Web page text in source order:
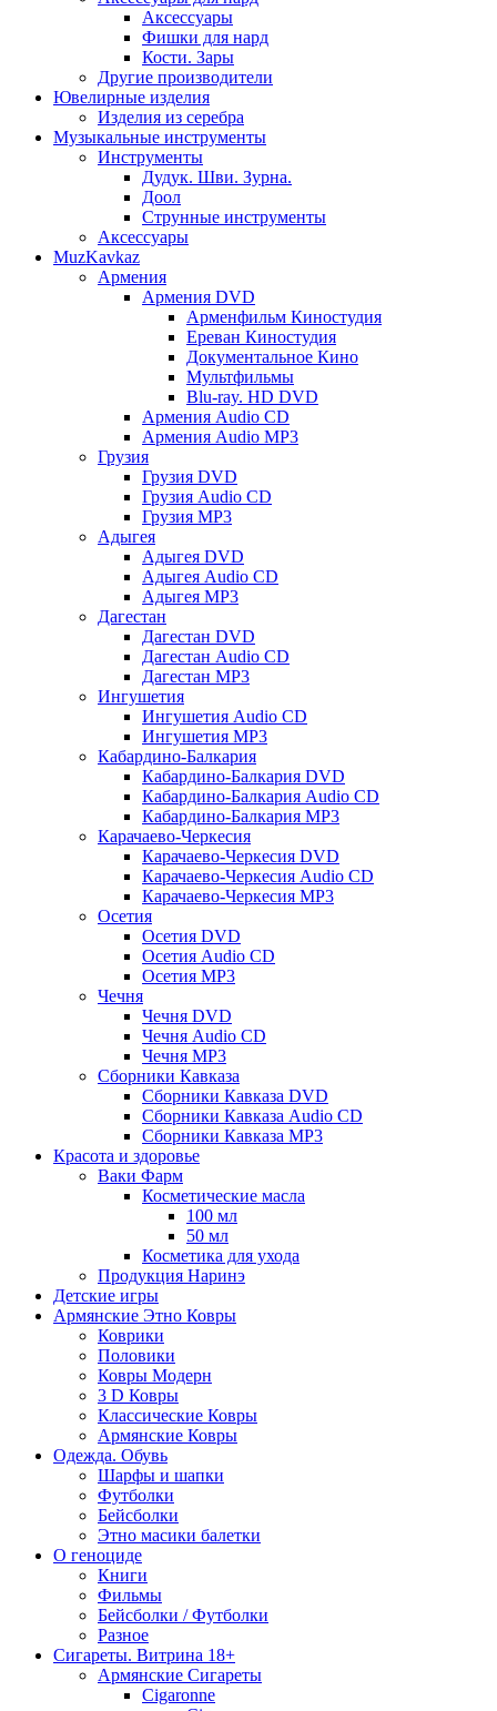
Аксессуары
Фишки для нард
Кости. Зары
Другие производители
Ювелирные изделия
Изделия из серебра
Музыкальные инструменты
Инструменты
Дудук. Шви. Зурна.
Доол
Струнные инструменты
Аксессуары
MuzKavkaz
Армения
Армения DVD
Арменфильм Киностудия
Ереван Киностудия
Документальное Кино
Мультфильмы
Blu-ray. HD DVD
Армения Audio CD
Армения Audio MP3
Грузия
Грузия DVD
Грузия Audio CD
Грузия MP3
Адыгея
Адыгея DVD
Адыгея Audio CD
Адыгея MP3
Дагестан
Дагестан DVD
Дагестан Audio CD
Дагестан MP3
Ингушетия
Ингушетия Audio CD
Ингушетия MP3
Кабардино-Балкария
Кабардино-Балкария DVD
Кабардино-Балкария Audio CD
Кабардино-Балкария MP3
Карачаево-Черкесия
Карачаево-Черкесия DVD
Карачаево-Черкесия Audio CD
Карачаево-Черкесия MP3
Осетия
Осетия DVD
Осетия Audio CD
Осетия MP3
Чечня
Чечня DVD
Чечня Audio CD
Чечня MP3
Сборники Кавказа
Сборники Кавказа DVD
Сборники Кавказа Audio CD
Сборники Кавказа MP3
Красота и здоровье
Ваки Фарм
Косметические масла
100 мл
50 мл
Косметика для ухода
Продукция Наринэ
Детские игры
Армянские Этно Ковры
Коврики
Половики
Ковры Модерн
3 D Ковры
Классические Ковры
Армянские Ковры
Одежда. Обувь
Шарфы и шапки
Футболки
Бейсболки
Этно масики балетки
О геноциде
Книги
Фильмы
Бейсболки / Футболки
Разное
Сигареты. Витрина 18+
Армянские Сигареты
Cigaronne